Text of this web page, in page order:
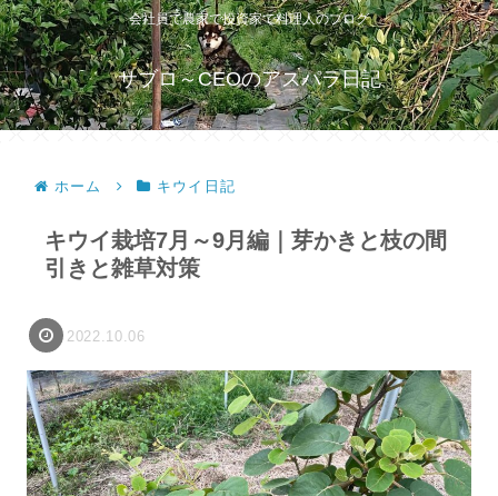
会社員で農家で投資家で料理人のブログ
サブロ～CEOのアスパラ日記
ホーム キウイ日記
キウイ栽培7月～9月編｜芽かきと枝の間
引きと雑草対策
2022.10.06